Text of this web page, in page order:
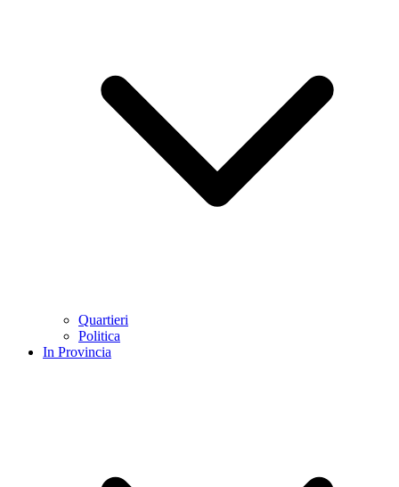
Quartieri
Politica
In Provincia